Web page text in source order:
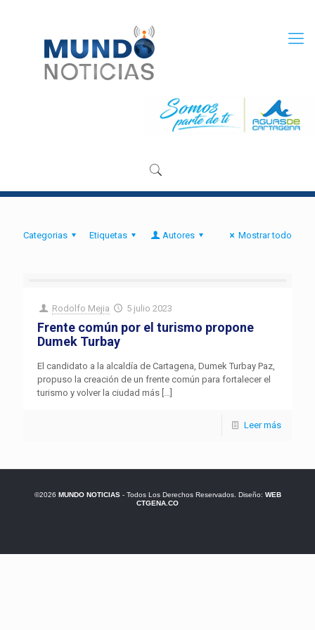
Categorias Etiquetas Autores Mostrar todo
Rodolfo Mejia 5 julio 2023
Frente común por el turismo propone
Dumek Turbay
El candidato a la alcaldía de Cartagena, Dumek Turbay Paz,
propuso la creación de un frente común para fortalecer el
turismo y volver la ciudad más […]
Leer más
©2026 MUNDO NOTICIAS- Todos Los Derechos Reservados. Diseño: WEB
CTGENA.CO